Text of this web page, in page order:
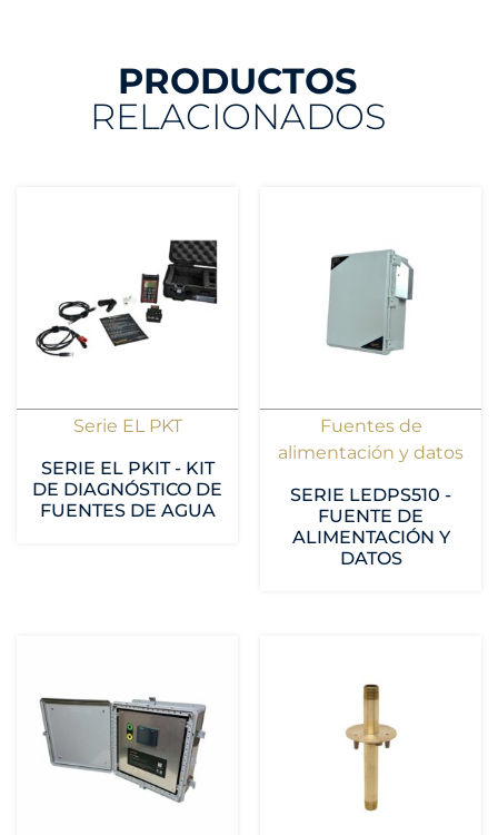
PRODUCTOS
RELACIONADOS
Serie EL PKT
SERIE EL PKIT - KIT
DE DIAGNÓSTICO DE
FUENTES DE AGUA
Fuentes de
alimentación y datos
SERIE LEDPS510 -
FUENTE DE
ALIMENTACIÓN Y
DATOS